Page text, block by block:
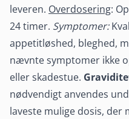
leveren. Overdosering:
24 timer. Symptomer:
appetitløshed, bleghed,
nævnte symptomer ikke
eller skadestue.
nødvendigt anvendes
laveste mulige dosis,